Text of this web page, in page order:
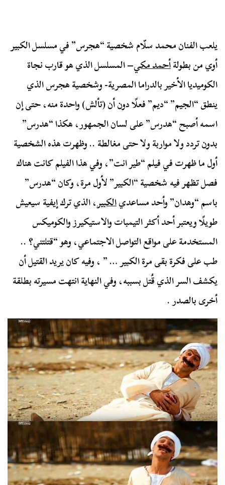
يلعب الفنان محمد سلّام شخصية “هجرس” في مسلسل الكبير
أوي من بطولةأحمد مكي– المسلسل الذي هو قارب نجاة
الكوميديا الأخير بالدراما المصرية- وشخصية هجرس الذي
ينطق “الجيم” “ديم” فعلًا دون أن (تألش) واحدة منه، حتى إن
اسمه أصبح “هدرس” على لسان الجمهور، هكذا “هدرس”
بدون تردد ولا مواربة ولا حتى مغالطة .. وظهرت هذه الشخصية
أول ما ظهرت في فيلم “طير انت”، وفي هذا الفيلم كانت هناك
فصل تظهر فيه شخصية “الكبير” لأول مرة، وكان “هدرس”
باسم “وهدان” وأحد مساعديالكبير، الذي ترك إيفية سيعيش
طويلًا ويعتبر أحد أكثر التيمبات والاستيكيرز والكوميكس
المستخدمة على مواقع التواصل الاجتماعي، وهو “قتلتني؟ ..
طب على فكرة بقى مرة الكبير … ” ، وفيه كان يريد القتيل أن
يكشف السر الذي قُتل بسببه، وفي النهاية انتهت مسيرته بطلقة
أخرى بالصدر .